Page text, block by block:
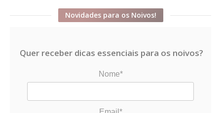
Novidades para os Noivos!
Quer receber dicas essenciais para os noivos?
Nome*